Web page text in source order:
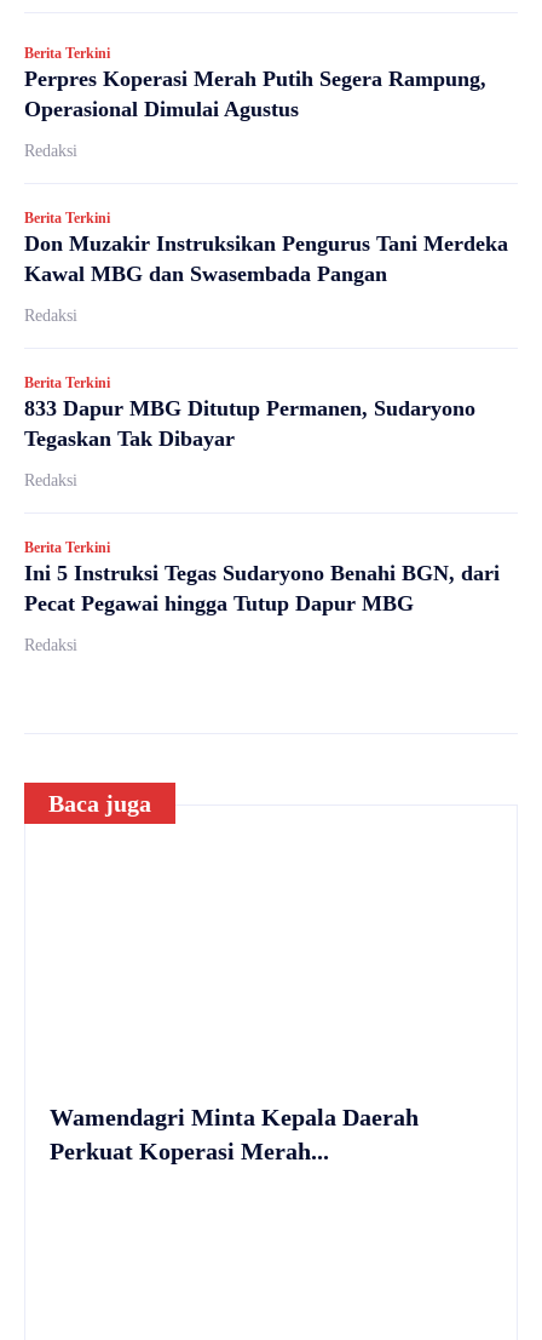
Berita Terkini
Perpres Koperasi Merah Putih Segera Rampung,
Operasional Dimulai Agustus
Redaksi
Berita Terkini
Don Muzakir Instruksikan Pengurus Tani Merdeka
Kawal MBG dan Swasembada Pangan
Redaksi
Berita Terkini
833 Dapur MBG Ditutup Permanen, Sudaryono
Tegaskan Tak Dibayar
Redaksi
Berita Terkini
Ini 5 Instruksi Tegas Sudaryono Benahi BGN, dari
Pecat Pegawai hingga Tutup Dapur MBG
Redaksi
Baca juga
Wamendagri Minta Kepala Daerah
Perkuat Koperasi Merah...